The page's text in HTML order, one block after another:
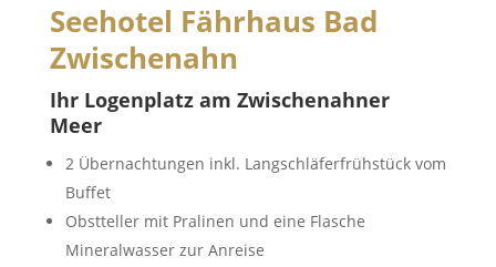
Seehotel Fährhaus Bad
Zwischenahn
Ihr Logenplatz am Zwischenahner
Meer
2 Übernachtungen inkl. Langschläferfrühstück vom
Buffet
Obstteller mit Pralinen und eine Flasche
Mineralwasser zur Anreise